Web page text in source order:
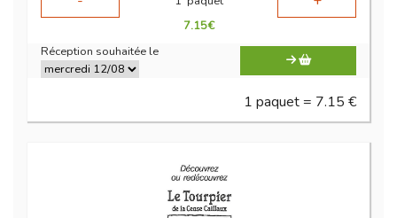
7.15€
Réception souhaitée le
1 paquet = 7.15 €